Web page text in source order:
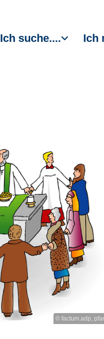
Ich suche.... Ich
© factum.adp,